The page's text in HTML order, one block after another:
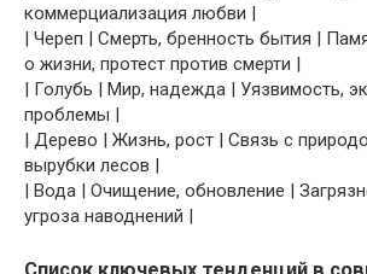
коммерциализация любви |
| Череп | Смерть, бренность бытия |
о жизни, протест против смерти |
| Голубь | Мир, надежда | Уязвимость,
проблемы |
| Дерево | Жизнь, рост | Связь с
вырубки лесов |
| Вода | Очищение, обновление |
угроза наводнений |
Список ключевых тенденций в